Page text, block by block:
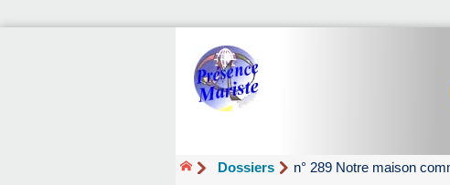
Dossiers n° 289 Notre maison